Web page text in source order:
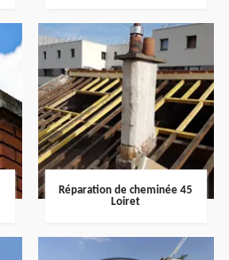
Réparation de cheminée 45
Loiret